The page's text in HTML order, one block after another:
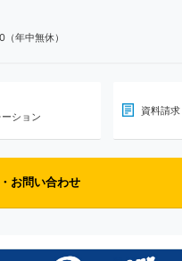
年中無休）
ション
資料請求
お問い合わせ